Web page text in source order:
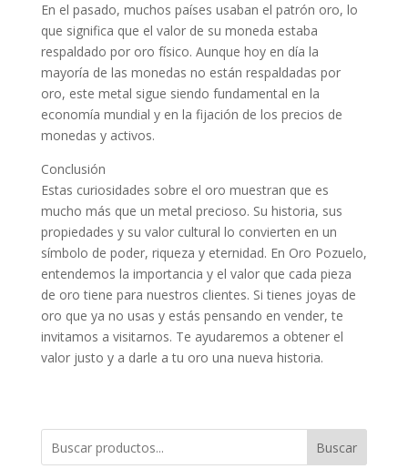
En el pasado, muchos países usaban el patrón oro, lo
que significa que el valor de su moneda estaba
respaldado por oro físico. Aunque hoy en día la
mayoría de las monedas no están respaldadas por
oro, este metal sigue siendo fundamental en la
economía mundial y en la fijación de los precios de
monedas y activos.
Conclusión
Estas curiosidades sobre el oro muestran que es
mucho más que un metal precioso. Su historia, sus
propiedades y su valor cultural lo convierten en un
símbolo de poder, riqueza y eternidad. En Oro Pozuelo,
entendemos la importancia y el valor que cada pieza
de oro tiene para nuestros clientes. Si tienes joyas de
oro que ya no usas y estás pensando en vender, te
invitamos a visitarnos. Te ayudaremos a obtener el
valor justo y a darle a tu oro una nueva historia.
Buscar